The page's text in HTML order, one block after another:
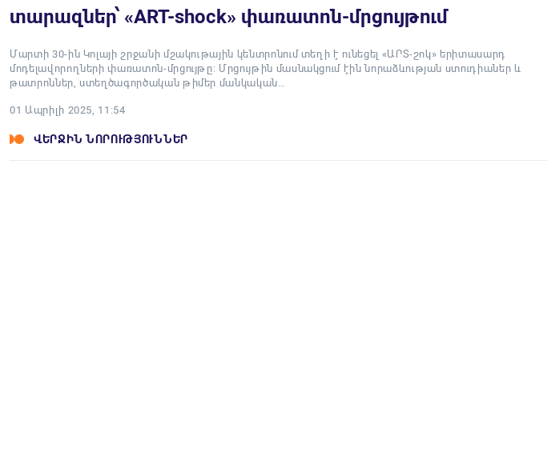
տարազներ՝ «ART-shock» փառատոն-մրցույթում
Մարտի 30-ին Կոլայի շրջանի մշակութային կենտրոնում տեղի է ունեցել «ԱՐՏ-շոկ» երիտասարդ
մոդելավորողների փառատոն-մրցույթը։ Մրցույթին մասնակցում էին նորաձևության ստուդիաներ և
թատրոններ, ստեղծագործական թիմեր մանկական…
01 Ապրիլի 2025, 11:54
ՎԵՐՋԻՆ ՆՈՐՈՒԹՅՈՒՆՆԵՐ